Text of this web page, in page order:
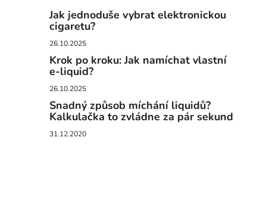
Jak jednoduše vybrat elektronickou
cigaretu?
26.10.2025
Krok po kroku: Jak namíchat vlastní
e-liquid?
26.10.2025
Snadný způsob míchání liquidů?
Kalkulačka to zvládne za pár sekund
31.12.2020